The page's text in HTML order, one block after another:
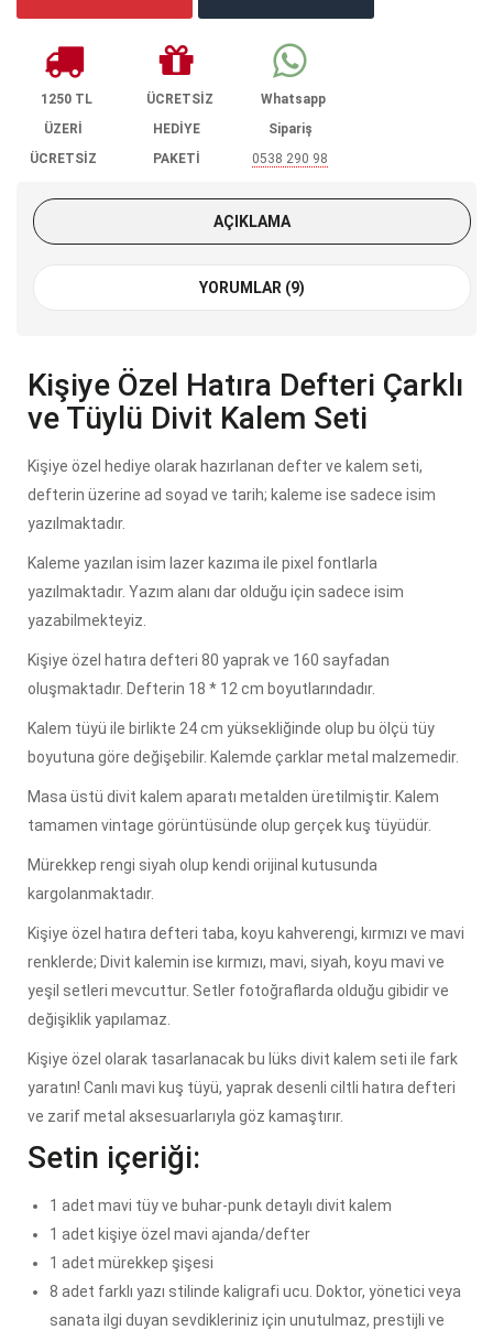
1250 TL
ÜZERİ
ÜCRETSİZ
ÜCRETSİZ
HEDİYE
PAKETİ
Whatsapp
Sipariş
0538 290 98
AÇIKLAMA
YORUMLAR (9)
Kişiye Özel Hatıra Defteri Çarklı
ve Tüylü Divit Kalem Seti
Kişiye özel hediye olarak hazırlanan defter ve kalem seti,
defterin üzerine ad soyad ve tarih; kaleme ise sadece isim
yazılmaktadır.
Kaleme yazılan isim lazer kazıma ile pixel fontlarla
yazılmaktadır. Yazım alanı dar olduğu için sadece isim
yazabilmekteyiz.
Kişiye özel hatıra defteri 80 yaprak ve 160 sayfadan
oluşmaktadır. Defterin 18 * 12 cm boyutlarındadır.
Kalem tüyü ile birlikte 24 cm yüksekliğinde olup bu ölçü tüy
boyutuna göre değişebilir. Kalemde çarklar metal malzemedir.
Masa üstü divit kalem aparatı metalden üretilmiştir. Kalem
tamamen vintage görüntüsünde olup gerçek kuş tüyüdür.
Mürekkep rengi siyah olup kendi orijinal kutusunda
kargolanmaktadır.
Kişiye özel hatıra defteri taba, koyu kahverengi, kırmızı ve mavi
renklerde; Divit kalemin ise kırmızı, mavi, siyah, koyu mavi ve
yeşil setleri mevcuttur. Setler fotoğraflarda olduğu gibidir ve
değişiklik yapılamaz.
Kişiye özel olarak tasarlanacak bu lüks divit kalem seti ile fark
yaratın! Canlı mavi kuş tüyü, yaprak desenli ciltli hatıra defteri
ve zarif metal aksesuarlarıyla göz kamaştırır.
Setin içeriği:
1 adet mavi tüy ve buhar-punk detaylı divit kalem
1 adet kişiye özel mavi ajanda/defter
1 adet mürekkep şişesi
8 adet farklı yazı stilinde kaligrafi ucu. Doktor, yönetici veya
sanata ilgi duyan sevdikleriniz için unutulmaz, prestijli ve